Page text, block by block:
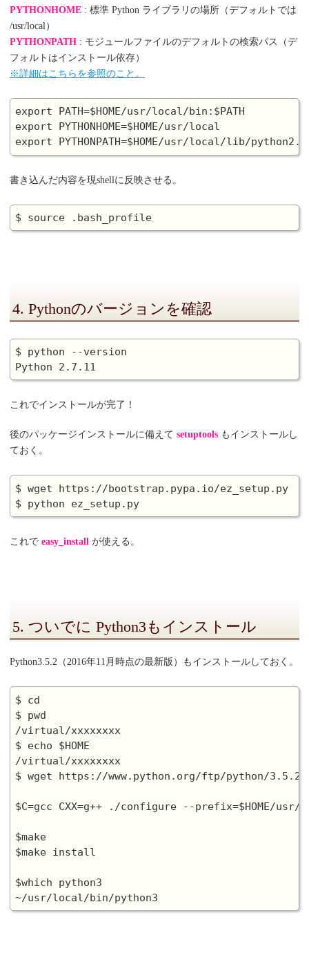
PYTHONHOME : 標準 Python ライブラリの場所（デフォルトでは
/usr/local）
PYTHONPATH : モジュールファイルのデフォルトの検索パス（デ
フォルトはインストール依存）
※詳細はこちらを参照のこと。
export PATH=$HOME/usr/local/bin:$PATH
export PYTHONHOME=$HOME/usr/local
書き込んだ内容を現shellに反映させる。
4. Pythonのバージョンを確認
$ python --version
これでインストールが完了！
後のパッケージインストールに備えて setuptools もインストールし
ておく。
$ wget https://bootstrap.pypa.io/ez_setup.py
これで easy_install が使える。
5. ついでに Python3もインストール
Python3.5.2（2016年11月時点の最新版）もインストールしておく。
$ cd
$ pwd
/virtual/xxxxxxxx
$ echo $HOME
/virtual/xxxxxxxx
$ wget https://www.python.org/ftp/python/
$C=gcc CXX=g++ ./configure --prefix=$HOME/
$make
$make install
$which python3